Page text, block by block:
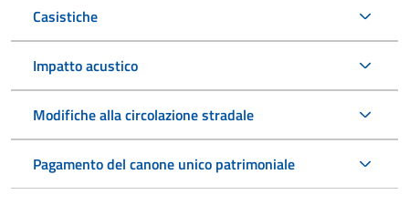
Casistiche
Impatto acustico
Modifiche alla circolazione stradale
Pagamento del canone unico patrimoniale